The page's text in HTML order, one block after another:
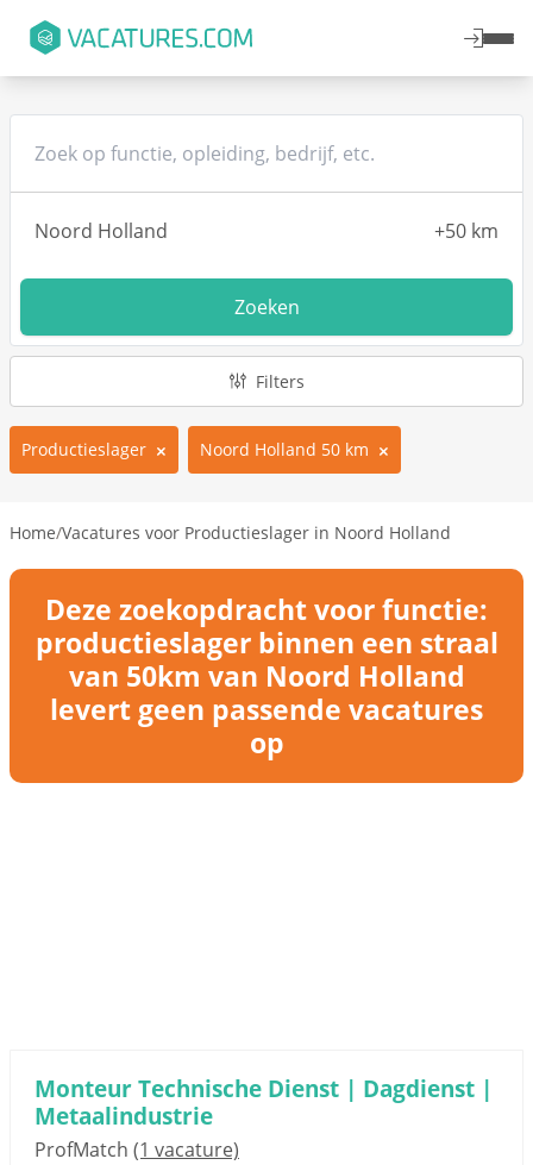
Zoeken
Filters
Productieslager Noord Holland 50 km
Home/Vacatures voor Productieslager in Noord Holland
Deze zoekopdracht voor functie:
productieslager binnen een straal
van 50km van Noord Holland
levert geen passende vacatures
op
Monteur Technische Dienst | Dagdienst |
Metaalindustrie
ProfMatch (1 vacature)